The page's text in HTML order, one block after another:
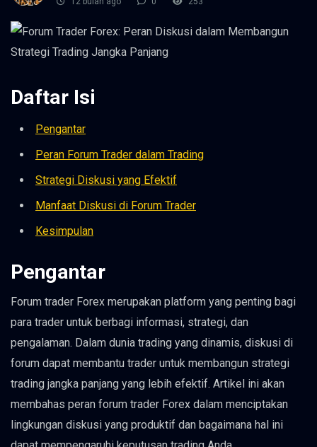
Daftar Isi
Pengantar
Peran Forum Trader dalam Trading
Strategi Diskusi yang Efektif
Manfaat Diskusi di Forum Trader
Kesimpulan
Pengantar
Forum trader Forex merupakan platform yang penting bagi
para trader untuk berbagi informasi, strategi, dan
pengalaman. Dalam dunia trading yang dinamis, diskusi di
forum dapat membantu trader untuk membangun strategi
trading jangka panjang yang lebih efektif. Artikel ini akan
membahas peran forum trader Forex dalam menciptakan
lingkungan diskusi yang produktif dan bagaimana hal ini